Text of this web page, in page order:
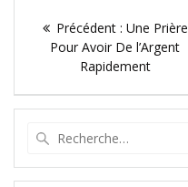
Navigation
de
l’article
Précédent : Article
précédent
:
Une Prière
Pour Avoir De l’Argent
Rapidement